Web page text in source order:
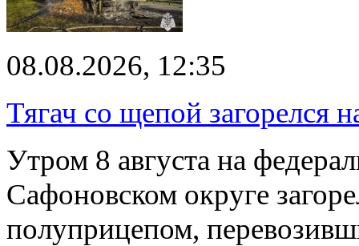
08.08.2026, 12:35
Тягач со щепой загорелся
Утром 8 августа на
Сафоновском округе
полуприцепом,